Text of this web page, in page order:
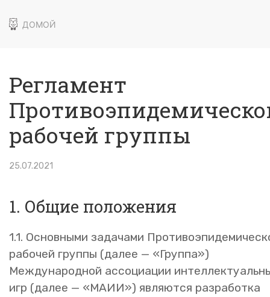
ДОМОЙ
Регламент
рабочей группы
25.07.2021
1. Общие положения
1.1. Основными задачами
рабочей группы (далее — «Группа»)
Международной ассоциации
игр (далее — «МАИИ») являются разработка